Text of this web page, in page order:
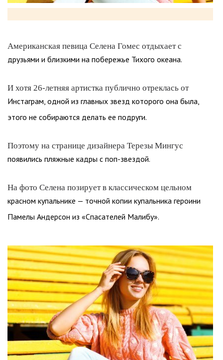
Американская певица Селена Гомес отдыхает с
друзьями и близкими на побережье Тихого океана.
И хотя 26-летняя артистка публично отреклась от
Инстаграм, одной из главных звезд которого она была,
этого не собираются делать ее подруги.
Поэтому на странице дизайнера Терезы Мингус
появились пляжные кадры с поп-звездой.
На фото Селена позирует в классическом цельном
красном купальнике — точной копии купальника героини
Памелы Андерсон из «Спасателей Малибу».